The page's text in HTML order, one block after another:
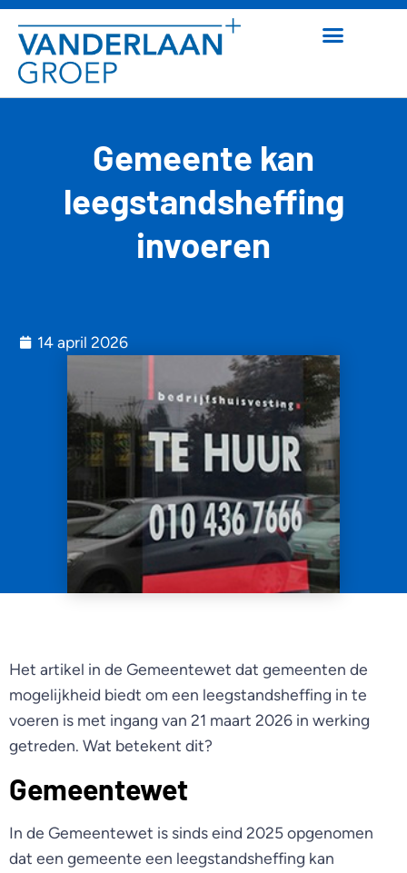
Gemeente kan
leegstandsheffing
invoeren
14 april 2026
Het artikel in de Gemeentewet dat gemeenten de
mogelijkheid biedt om een leegstandsheffing in te
voeren is met ingang van 21 maart 2026 in werking
getreden. Wat betekent dit?
Gemeentewet
In de Gemeentewet is sinds eind 2025 opgenomen
dat een gemeente een leegstandsheffing kan